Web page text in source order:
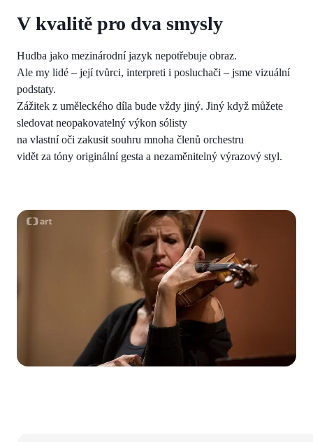
V kvalitě pro dva smysly
Hudba jako mezinárodní jazyk nepotřebuje obraz.
Ale my lidé – její tvůrci, interpreti i posluchači – jsme vizuální
podstaty.
Zážitek z uměleckého díla bude vždy jiný. Jiný když můžete
sledovat neopakovatelný výkon sólisty
na vlastní oči zakusit souhru mnoha členů orchestru
vidět za tóny originální gesta a nezaměnitelný výrazový styl.